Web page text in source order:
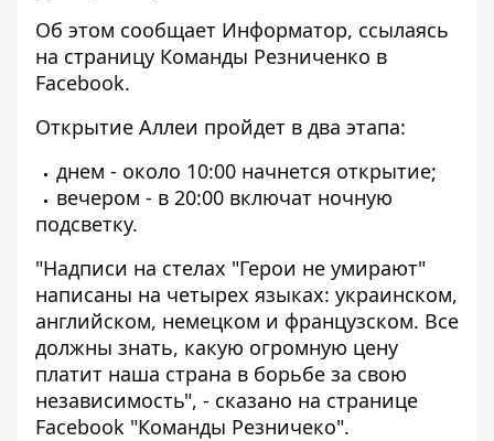
Об этом сообщает Информатор, ссылаясь
на страницу Команды Резниченко в
Facebook.
Открытие Аллеи пройдет в два этапа:
днем - около 10:00 начнется открытие;
вечером - в 20:00 включат ночную
подсветку.
"Надписи на стелах "Герои не умирают"
написаны на четырех языках: украинском,
английском, немецком и французском. Все
должны знать, какую огромную цену
платит наша страна в борьбе за свою
независимость", - сказано на странице
Facebook "Команды Резничеко".